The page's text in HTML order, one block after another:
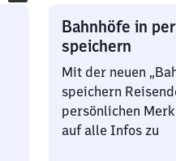
Bahnhöfe in
speichern
Mit der neuen
speichern
persönlichen
auf alle Infos zu